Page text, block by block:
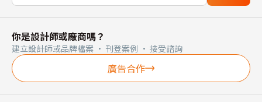
你是設計師或廠商嗎？
建立設計師或品牌檔案 · 刊登案例 · 接受諮詢
廣告合作